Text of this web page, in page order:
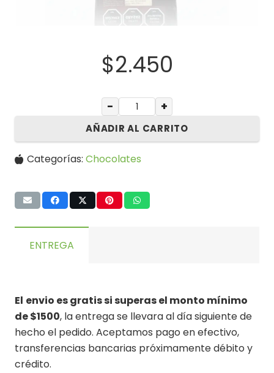
$2.450
− +
AÑADIR AL CARRITO
Categorías:Chocolates
ENTREGA
El envio es gratis si superas el monto mínimo
de $1500, la entrega se llevara al día siguiente de
hecho el pedido. Aceptamos pago en efectivo,
transferencias bancarias próximamente débito y
crédito.